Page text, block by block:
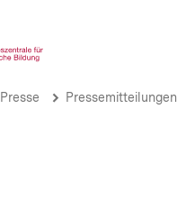
Presse Pressemitteilungen